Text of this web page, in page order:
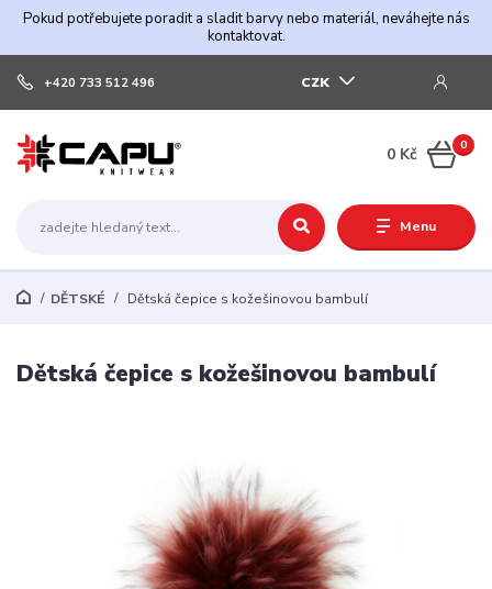
Pokud potřebujete poradit a sladit barvy nebo materiál, neváhejte nás
kontaktovat.
Menu
CZK
+420 733 512 496
0
0 Kč
DĚTSKÉ Dětská čepice s kožešinovou bambulí
Dětská čepice s kožešinovou bambulí